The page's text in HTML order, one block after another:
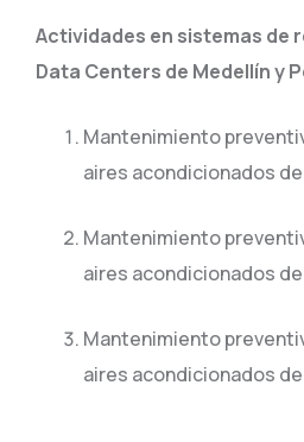
Actividades en sistemas de
Data Centers de Medellín y
Mantenimiento
aires acondicionados
Mantenimiento
aires acondicionados
Mantenimiento
aires acondicionados de